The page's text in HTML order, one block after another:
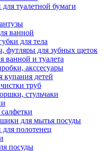
туалетной бумаги
ванной
для тела
футляры для зубных щеток
ванной и туалета
акссесуары
купания детей
труб
стульчаки
для мытья посуды
полотенец
посуды